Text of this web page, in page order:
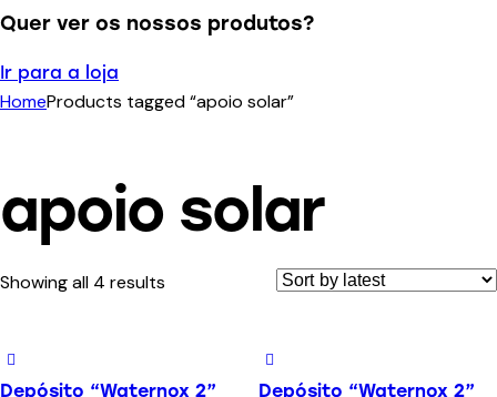
Quer ver os nossos produtos?
Ir para a loja
HomeProducts tagged “apoio solar”
apoio solar
Showing all 4 results
Depósito “Waternox 2”
Depósito “Waternox 2”